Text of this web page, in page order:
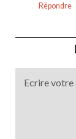
Répondre